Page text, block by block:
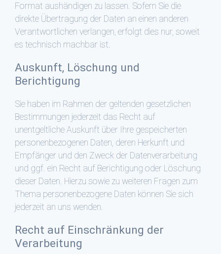
Format aushändigen zu lassen. Sofern Sie die
direkte Übertragung der Daten an einen anderen
Verantwortlichen verlangen, erfolgt dies nur, soweit
es technisch machbar ist.
Auskunft, Löschung und
Berichtigung
Sie haben im Rahmen der geltenden gesetzlichen
Bestimmungen jederzeit das Recht auf
unentgeltliche Auskunft über Ihre gespeicherten
personenbezogenen Daten, deren Herkunft und
Empfänger und den Zweck der Datenverarbeitung
und ggf. ein Recht auf Berichtigung oder Löschung
dieser Daten. Hierzu sowie zu weiteren Fragen zum
Thema personenbezogene Daten können Sie sich
jederzeit an uns wenden.
Recht auf Einschränkung der
Verarbeitung